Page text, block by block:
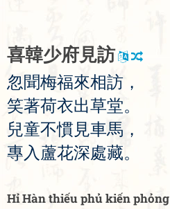
喜韓少府見訪
忽聞梅福來相訪 ，
笑著荷衣出草堂。
兒童不慣見車馬 ，
專入 蘆花深處藏。
Hỉ Hàn thiếu phủ kiến phỏng